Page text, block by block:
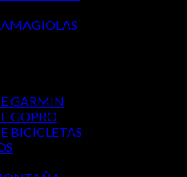
GARMIN
GOPRO
BICICLETAS